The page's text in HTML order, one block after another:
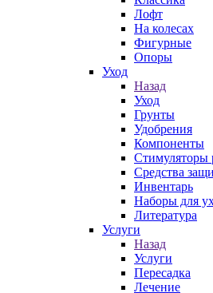
Лофт
На колесах
Фигурные
Опоры
Уход
Назад
Уход
Грунты
Удобрения
Компоненты
Стимуляторы
Средства
Инвентарь
Наборы для
Литература
Услуги
Назад
Услуги
Пересадка
Лечение